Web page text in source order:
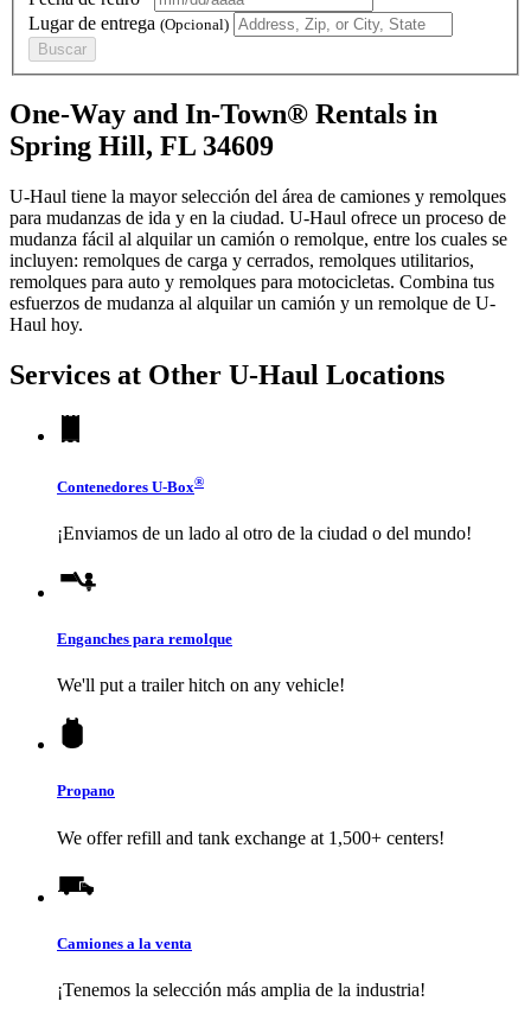
Lugar de entrega (Opcional)
Buscar
One-Way and In-Town® Rentals in
Spring Hill, FL 34609
U-Haul tiene la mayor selección del área de camiones y remolques
para mudanzas de ida y en la ciudad. U-Haul ofrece un proceso de
mudanza fácil al alquilar un camión o remolque, entre los cuales se
incluyen: remolques de carga y cerrados, remolques utilitarios,
remolques para auto y remolques para motocicletas. Combina tus
esfuerzos de mudanza al alquilar un camión y un remolque de U-
Haul hoy.
Services at Other U-Haul Locations
Contenedores U-Box®
¡Enviamos de un lado al otro de la ciudad o del mundo!
Enganches para remolque
We'll put a trailer hitch on any vehicle!
Propano
We offer refill and tank exchange at 1,500+ centers!
Camiones a la venta
¡Tenemos la selección más amplia de la industria!